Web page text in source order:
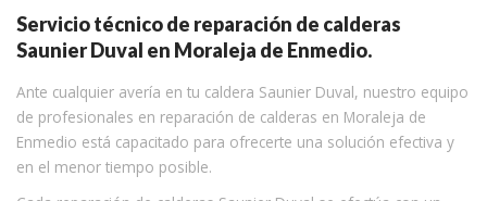
Servicio técnico de reparación de calderas
Saunier Duval en Moraleja de Enmedio.
Ante cualquier avería en tu caldera Saunier Duval, nuestro equipo
de profesionales en reparación de calderas en Moraleja de
Enmedio está capacitado para ofrecerte una solución efectiva y
en el menor tiempo posible.